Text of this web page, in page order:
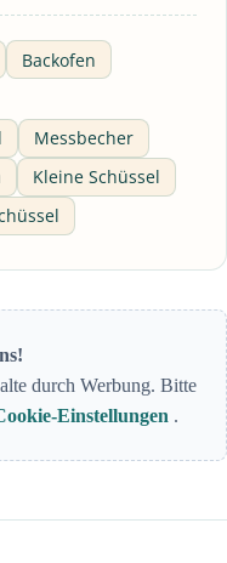
Backofen
Messbecher
Kleine Schüssel
durch Werbung. Bitte
Einstellungen .